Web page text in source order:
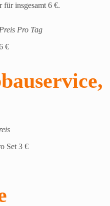
für insgesamt 6 €.
Preis Pro Tag
€
Set 3 €